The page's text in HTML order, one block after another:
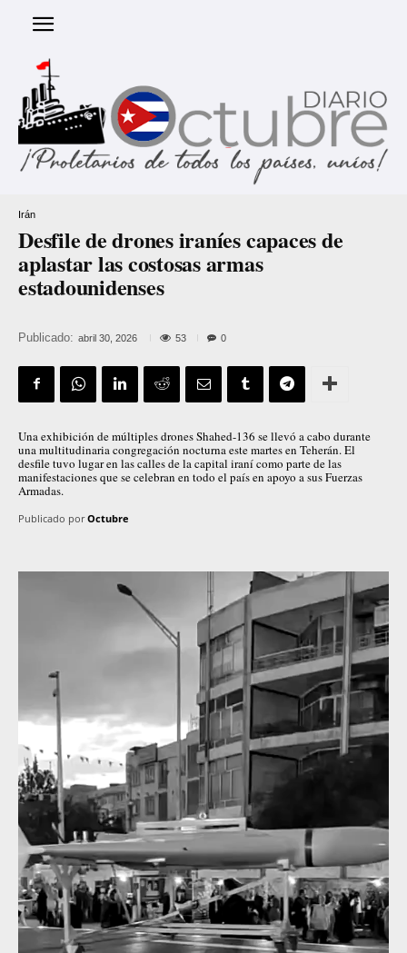
Irán
Desfile de drones iraníes capaces de
aplastar las costosas armas
estadounidenses
Publicado: abril 30, 2026 53 0
Una exhibición de múltiples drones Shahed-136 se llevó a cabo durante
una multitudinaria congregación nocturna este martes en Teherán. El
desfile tuvo lugar en las calles de la capital iraní como parte de las
manifestaciones que se celebran en todo el país en apoyo a sus Fuerzas
Armadas.
Publicado por Octubre